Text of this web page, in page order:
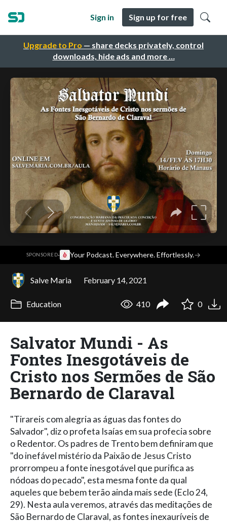
Upgrade to Pro — share decks privately, control
downloads, hide ads and more …
Sign in Sign up for free
SPONSORED· Your Podcast. Everywhere. Effortlessly.→
Salve Maria February 14, 2021
Education 410 0
Salvator Mundi - As
Fontes Inesgotáveis de
Cristo nos Sermões de São
Bernardo de Claraval
"Tirareis com alegria as águas das fontes do
Salvador", diz o profeta Isaías em sua profecia sobre
o Redentor. Os padres de Trento bem definiram que
"do inefável mistério da Paixão de Jesus Cristo
prorrompeu a fonte inesgotável que purifica as
nódoas do pecado", esta mesma fonte da qual
aqueles que bebem terão ainda mais sede (Eclo 24,
29). Nesta aula veremos, através das meditações de
São Bernardo de Claraval, as fontes inexauríveis de